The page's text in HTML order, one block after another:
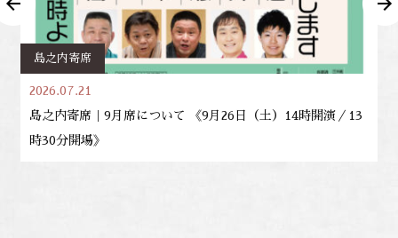
島之内寄席
2026.07.21
島之内寄席｜9月席について 《9月26日（土）14時開演／13
時30分開場》